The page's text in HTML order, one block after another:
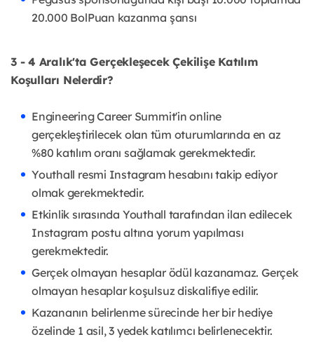
20.000 BolPuan kazanma şansı
3 - 4 Aralık'ta Gerçekleşecek Çekilişe Katılım
Koşulları Nelerdir?
Engineering Career Summit'in online
gerçekleştirilecek olan tüm oturumlarında en az
%80 katılım oranı sağlamak gerekmektedir.
Youthall resmi Instagram hesabını takip ediyor
olmak gerekmektedir.
Etkinlik sırasında Youthall tarafından ilan edilecek
Instagram postu altına yorum yapılması
gerekmektedir.
Gerçek olmayan hesaplar ödül kazanamaz. Gerçek
olmayan hesaplar koşulsuz diskalifiye edilir.
Kazananın belirlenme sürecinde her bir hediye
özelinde 1 asil, 3 yedek katılımcı belirlenecektir.